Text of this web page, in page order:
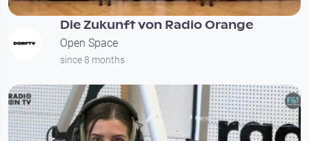
Die Zukunft von Radio Orange
Open Space
since 8 months